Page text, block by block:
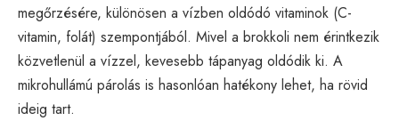
megőrzésére, különösen a vízben oldódó vitaminok (C-
vitamin, folát) szempontjából. Mivel a brokkoli nem érintkezik
közvetlenül a vízzel, kevesebb tápanyag oldódik ki. A
mikrohullámú párolás is hasonlóan hatékony lehet, ha rövid
ideig tart.